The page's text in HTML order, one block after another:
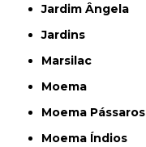
Jardim Ângela
Jardins
Marsilac
Moema
Moema Pássaros
Moema Índios